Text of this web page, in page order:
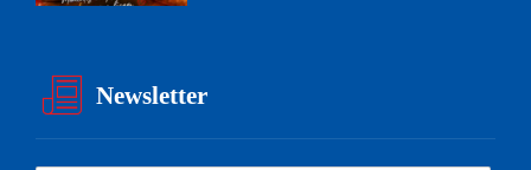
Newsletter